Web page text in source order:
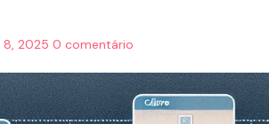
2025 0 comentário